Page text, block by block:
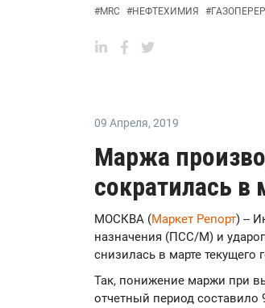
#MRC #НЕФТЕХИМИЯ #
09 Апреля, 2019
Маржа
сократилась в
МОСКВА (Маркет Репорт) --
назначения (ПСС/М) и
снизилась в марте текущего
Так, понижение маржи при
отчетный период